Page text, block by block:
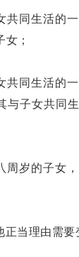
共同生活的
；
共同生活的
与子女共同
周岁的子女
正当理由需要